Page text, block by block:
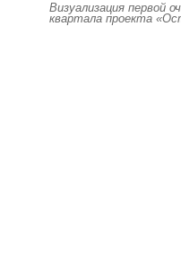
Визуализация первой
квартала проекта